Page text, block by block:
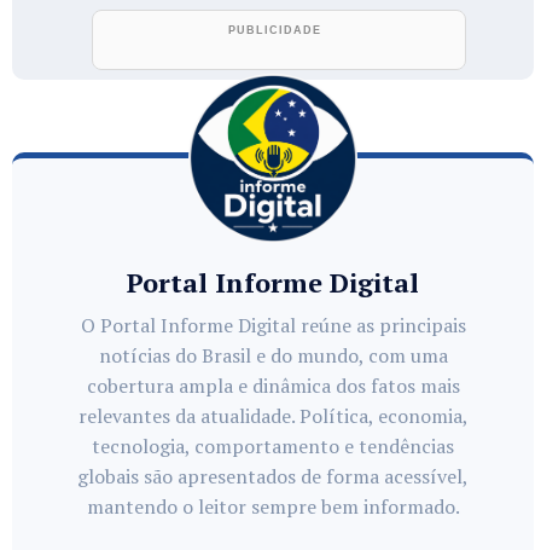
Portal Informe Digital
O Portal Informe Digital reúne as principais
notícias do Brasil e do mundo, com uma
cobertura ampla e dinâmica dos fatos mais
relevantes da atualidade. Política, economia,
tecnologia, comportamento e tendências
globais são apresentados de forma acessível,
mantendo o leitor sempre bem informado.